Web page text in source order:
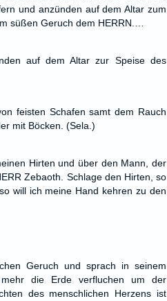
und anzünden auf dem Altar zum
süßen Geruch dem HERRN.…
auf dem Altar zur Speise des
feisten Schafen samt dem Rauch
mit Böcken. (Sela.)
Hirten und über den Mann, der
Zebaoth. Schlage den Hirten, so
will ich meine Hand kehren zu den
Geruch und sprach in seinem
die Erde verfluchen um der
des menschlichen Herzens ist